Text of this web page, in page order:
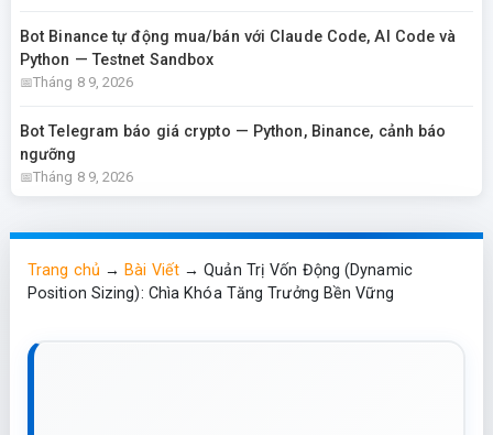
Bot Binance tự động mua/bán với Claude Code, AI Code và
Python — Testnet Sandbox
Tháng 8 9, 2026
Bot Telegram báo giá crypto — Python, Binance, cảnh báo
ngưỡng
Tháng 8 9, 2026
Trang chủ →Bài Viết→Quản Trị Vốn Động (Dynamic
Position Sizing): Chìa Khóa Tăng Trưởng Bền Vững